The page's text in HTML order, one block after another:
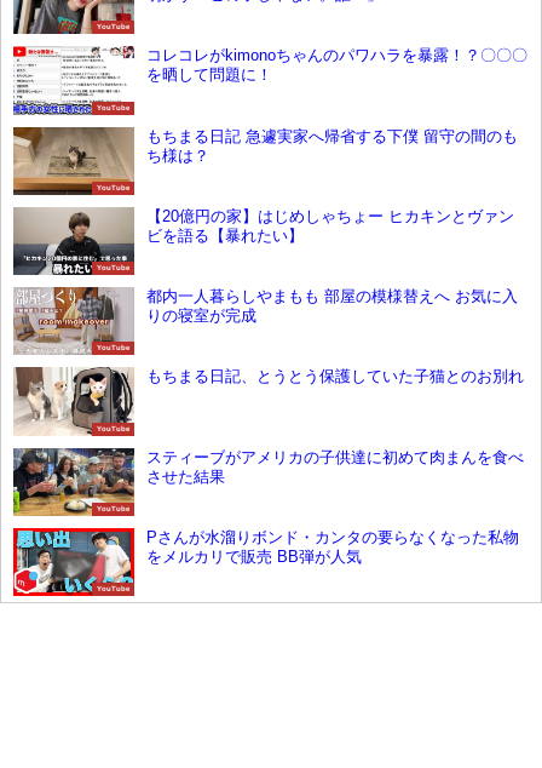
YouTube
YouTube
コレコレがkimonoちゃんのパワハラを暴露！？〇〇〇
を晒して問題に！
YouTube
もちまる日記 急遽実家へ帰省する下僕 留守の間のも
ち様は？
YouTube
【20億円の家】はじめしゃちょー ヒカキンとヴァン
ビを語る【暴れたい】
YouTube
都内一人暮らしやまもも 部屋の模様替えへ お気に入
りの寝室が完成
YouTube
もちまる日記、とうとう保護していた子猫とのお別れ
YouTube
スティーブがアメリカの子供達に初めて肉まんを食べ
させた結果
YouTube
Pさんが水溜りボンド・カンタの要らなくなった私物
をメルカリで販売 BB弾が人気